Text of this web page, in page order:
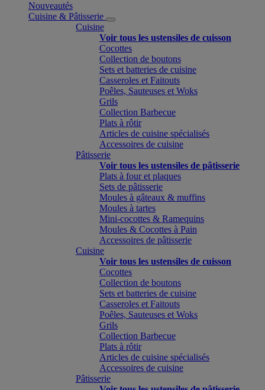
Nouveautés
Cuisine & Pâtisserie
Cuisine
Voir tous les ustensiles de cuisson
Cocottes
Collection de boutons
Sets et batteries de cuisine
Casseroles et Faitouts
Poêles, Sauteuses et Woks
Grils
Collection Barbecue
Plats à rôtir
Articles de cuisine spécialisés
Accessoires de cuisine
Pâtisserie
Voir tous les ustensiles de pâtisserie
Plats à four et plaques
Sets de pâtisserie
Moules à gâteaux & muffins
Moules à tartes
Mini-cocottes & Ramequins
Moules & Cocottes à Pain
Accessoires de pâtisserie
Cuisine
Voir tous les ustensiles de cuisson
Cocottes
Collection de boutons
Sets et batteries de cuisine
Casseroles et Faitouts
Poêles, Sauteuses et Woks
Grils
Collection Barbecue
Plats à rôtir
Articles de cuisine spécialisés
Accessoires de cuisine
Pâtisserie